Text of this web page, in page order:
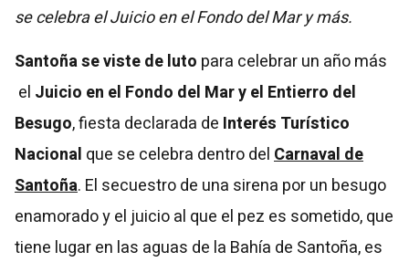
se celebra el Juicio en el Fondo del Mar y más.
Santoña se viste de luto para celebrar un año más
el Juicio en el Fondo del Mar y el Entierro del
Besugo, fiesta declarada de Interés Turístico
Nacional que se celebra dentro delCarnaval de
Santoña. El secuestro de una sirena por un besugo
enamorado y el juicio al que el pez es sometido, que
tiene lugar en las aguas de la Bahía de Santoña, es